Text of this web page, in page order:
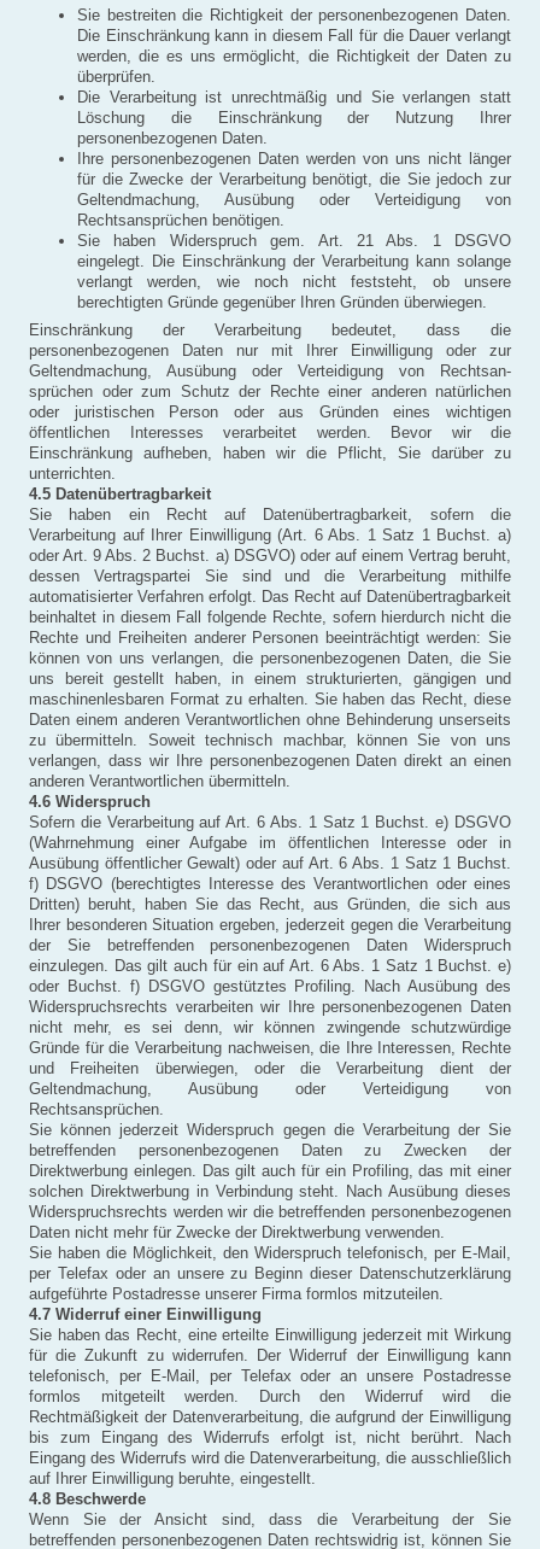
Sie bestreiten die Richtigkeit der personenbezogenen Daten.
Die Einschränkung kann in diesem Fall für die Dauer verlangt
werden, die es uns ermöglicht, die Richtigkeit der Daten zu
überprüfen.
Die Verarbeitung ist unrechtmäßig und Sie verlangen statt
Löschung die Einschränkung der Nutzung Ihrer
personenbezogenen Daten.
Ihre personenbezogenen Daten werden von uns nicht länger
für die Zwecke der Verarbeitung benötigt, die Sie jedoch zur
Geltendmachung, Ausübung oder Verteidigung von
Rechtsansprüchen benötigen.
Sie haben Widerspruch gem. Art. 21 Abs. 1 DSGVO
eingelegt. Die Einschränkung der Verarbeitung kann solange
verlangt werden, wie noch nicht feststeht, ob unsere
berechtigten Gründe gegenüber Ihren Gründen überwiegen.
Einschränkung der Verarbeitung bedeutet, dass die
personenbezogenen Daten nur mit Ihrer Einwilligung oder zur
Geltendmachung, Ausübung oder Verteidigung von Rechtsan­
sprüchen oder zum Schutz der Rechte einer anderen natürlichen
oder juristischen Person oder aus Gründen eines wichtigen
öffentlichen Interesses verarbeitet werden. Bevor wir die
Einschränkung aufheben, haben wir die Pflicht, Sie darüber zu
unterrichten.
4.5 Datenübertragbarkeit
Sie haben ein Recht auf Datenübertragbarkeit, sofern die
Verarbeitung auf Ihrer Einwilligung (Art. 6 Abs. 1 Satz 1 Buchst. a)
oder Art. 9 Abs. 2 Buchst. a) DSGVO) oder auf einem Vertrag beruht,
dessen Vertragspartei Sie sind und die Verarbeitung mithilfe
automatisierter Verfahren erfolgt. Das Recht auf Datenübertragbarkeit
beinhaltet in diesem Fall folgende Rechte, sofern hierdurch nicht die
Rechte und Freiheiten anderer Personen beeinträchtigt werden: Sie
können von uns verlangen, die personenbezogenen Daten, die Sie
uns bereit gestellt haben, in einem strukturierten, gängigen und
maschinenlesbaren Format zu erhalten. Sie haben das Recht, diese
Daten einem anderen Verantwortlichen ohne Behinderung unserseits
zu übermitteln. Soweit technisch machbar, können Sie von uns
verlangen, dass wir Ihre personenbezogenen Daten direkt an einen
anderen Verantwortlichen übermitteln.
4.6 Widerspruch
Sofern die Verarbeitung auf Art. 6 Abs. 1 Satz 1 Buchst. e) DSGVO
(Wahrnehmung einer Aufgabe im öffentlichen Interesse oder in
Ausübung öffentlicher Gewalt) oder auf Art. 6 Abs. 1 Satz 1 Buchst.
f) DSGVO (berechtigtes Interesse des Verantwortlichen oder eines
Dritten) beruht, haben Sie das Recht, aus Gründen, die sich aus
Ihrer besonderen Situation ergeben, jederzeit gegen die Verarbeitung
der Sie betreffenden personenbezogenen Daten Widerspruch
einzulegen. Das gilt auch für ein auf Art. 6 Abs. 1 Satz 1 Buchst. e)
oder Buchst. f) DSGVO gestütztes Profiling. Nach Ausübung des
Widerspruchsrechts verarbeiten wir Ihre personenbezogenen Daten
nicht mehr, es sei denn, wir können zwingende schutzwürdige
Gründe für die Verarbeitung nachweisen, die Ihre Interessen, Rechte
und Freiheiten überwiegen, oder die Verarbeitung dient der
Geltendmachung, Ausübung oder Verteidigung von
Rechtsansprüchen.
Sie können jederzeit Widerspruch gegen die Verarbeitung der Sie
betreffenden personenbezogenen Daten zu Zwecken der
Direktwerbung einlegen. Das gilt auch für ein Profiling, das mit einer
solchen Direktwerbung in Verbindung steht. Nach Ausübung dieses
Widerspruchsrechts werden wir die betreffenden personenbezogenen
Daten nicht mehr für Zwecke der Direktwerbung verwenden.
Sie haben die Möglichkeit, den Widerspruch telefonisch, per E-Mail,
per Telefax oder an unsere zu Beginn dieser Datenschutzerklärung
aufgeführte Postadresse unserer Firma formlos mitzuteilen.
4.7 Widerruf einer Einwilligung
Sie haben das Recht, eine erteilte Einwilligung jederzeit mit Wirkung
für die Zukunft zu widerrufen. Der Widerruf der Einwilligung kann
telefonisch, per E-Mail, per Telefax oder an unsere Postadresse
formlos mitgeteilt werden. Durch den Widerruf wird die
Rechtmäßigkeit der Datenverarbeitung, die aufgrund der Einwilligung
bis zum Eingang des Widerrufs erfolgt ist, nicht berührt. Nach
Eingang des Widerrufs wird die Datenverarbeitung, die ausschließlich
auf Ihrer Einwilligung beruhte, eingestellt.
4.8 Beschwerde
Wenn Sie der Ansicht sind, dass die Verarbeitung der Sie
betreffenden personenbezogenen Daten rechtswidrig ist, können Sie